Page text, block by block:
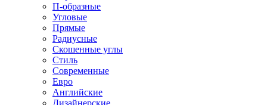
П-образные
Угловые
Прямые
Радиусные
Скошенные углы
Стиль
Современные
Евро
Английские
Дизайнерские